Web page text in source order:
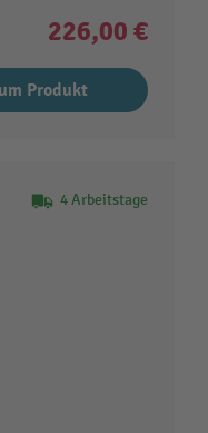
226,00 €
Produkt
4 Arbeitstage